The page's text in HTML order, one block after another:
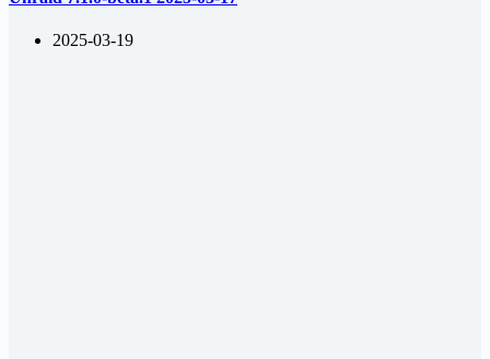
2025-03-19